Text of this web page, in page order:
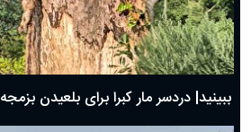
ببینید| دردسر مار کبرا برای بلعیدن بزمجه